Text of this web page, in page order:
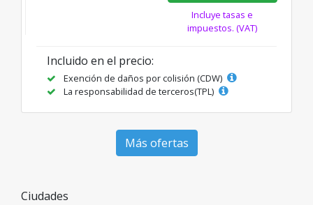
Incluye tasas e
impuestos. (VAT)
Incluido en el precio:
Exención de daños por colisión (CDW)
La responsabilidad de terceros(TPL)
Más ofertas
Ciudades